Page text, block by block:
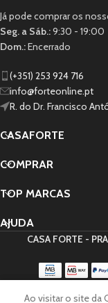
Já pode comprar os
Seg. a Sáb.:9:30 - 19:00
Dom.:Encerrado
(+351) 253 924 716
info@forteonline.pt
R. do Dr. Francisco
CASAFORTE
COMPRAR
TOP MARCAS
AJUDA
CASA FORTE -
Ao visitar o site da